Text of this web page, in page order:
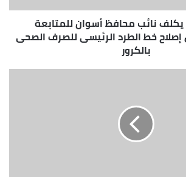
نائب محافظ أسوان للمتابعة
إصلاح خط الطرد الرئيسى للصرف الصحى
بالكرور